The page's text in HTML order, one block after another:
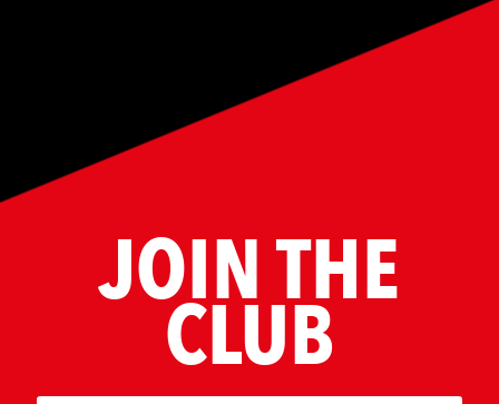
JOIN THE
CLUB